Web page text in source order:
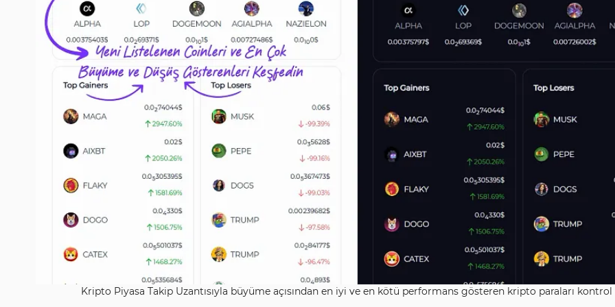
Kripto Piyasa Takip Uzantısıyla büyüme açısından en iyi ve en kötü performans gösteren kripto paraları